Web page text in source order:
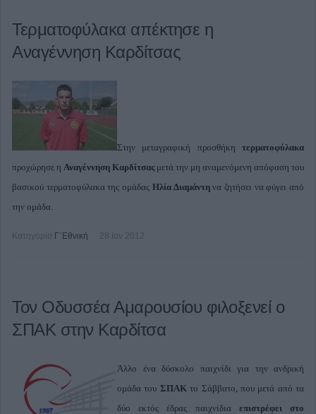
Τερματοφύλακα απέκτησε η
Αναγέννηση Καρδίτσας
Στην μεταγραφική προσθήκη τερματοφύλακα
προχώρησε η Αναγέννηση Καρδίτσαςμετά την μη αναμενόμενη απόφαση του
βασικού τερματοφύλακα της ομάδας Ηλία Διαμάντηνα ζητήσει να φύγει από
την ομάδα.
Κατηγορία Γ΄Εθνική 28 Ιαν 2012
Τον Οδυσσέα Αμαρουσίου φιλοξενεί ο
ΣΠΑΚ στην Καρδίτσα
Άλλο ένα δύσκολο παιχνίδι για την ανδρική
ομάδα του ΣΠΑΚτο Σάββατο, που μετά από τα
δύο εκτός έδρας παιχνίδιαεπιστρέφει στο